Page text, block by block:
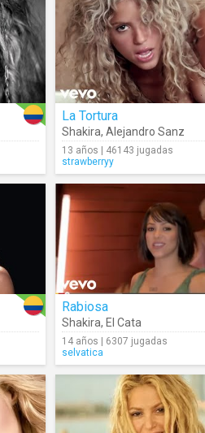
La Tortura
Shakira, Alejandro Sanz
13 años | 46143 jugadas
strawberryy
Rabiosa
Shakira, El Cata
14 años | 6307 jugadas
selvatica